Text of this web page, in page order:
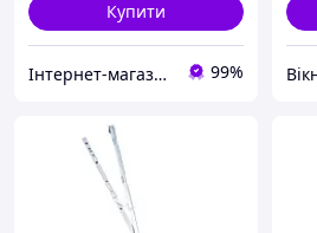
Купити
Інтернет-магазин запчастин до вікон, дверей, жалюзі, ролетів "WENTANA" 99%